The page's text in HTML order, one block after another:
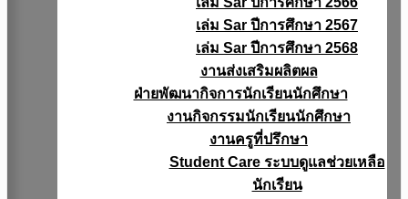
เล่ม Sar ปีการศึกษา 2567
เล่ม Sar ปีการศึกษา 2568
งานส่งเสริมผลิตผล
ฝ่ายพัฒนากิจการนักเรียนนักศึกษา
งานกิจกรรมนักเรียนนักศึกษา
งานครูที่ปรึกษา
Student Care ระบบดูแลช่วยเหลือ
นักเรียน